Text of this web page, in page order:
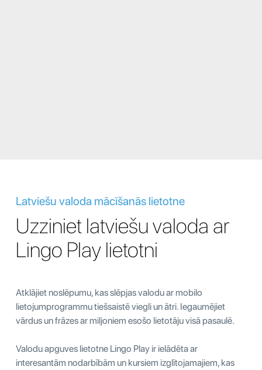
Latviešu valoda mācīšanās lietotne
Uzziniet latviešu valoda ar
Lingo Play lietotni
Atklājiet noslēpumu, kas slēpjas valodu ar mobilo
lietojumprogrammu tiešsaistē viegli un ātri. Iegaumējiet
vārdus un frāzes ar miljoniem esošo lietotāju visā pasaulē.
Valodu apguves lietotne Lingo Play ir ielādēta ar
interesantām nodarbībām un kursiem izglītojamajiem, kas